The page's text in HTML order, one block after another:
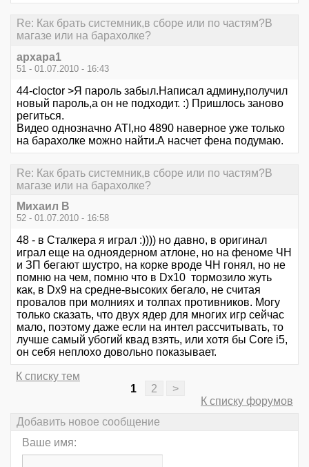
Re: Как брать системник,в сборе или по частям?В
магазе или на барахолке?
архара1
51 - 01.07.2010 - 16:43
44-cloctor >Я пароль забыл.Написал админу,получил
новый пароль,а он не подходит. :) Пришлось заново
региться.
Видео однозначно ATI,но 4890 наверное уже только
на барахолке можно найти.А насчет фена подумаю.
Re: Как брать системник,в сборе или по частям?В
магазе или на барахолке?
Михаил В
52 - 01.07.2010 - 16:58
48 - в Сталкера я играл :)))) но давно, в оригинал
играл еще на одноядерном атлоне, но на феноме ЧН
и ЗП бегают шустро, на корке вроде ЧН гонял, но не
помню на чем, помню что в Dx10 тормозило жуть
как, в Dx9 на средне-высоких бегало, не считая
провалов при молниях и толпах противников. Могу
только сказать, что двух ядер для многих игр сейчас
мало, поэтому даже если на интел рассчитывать, то
лучше самый убогий квад взять, или хотя бы Core i5,
он себя неплохо довольно показывает.
К списку тем
1
2
>
К списку форумов
Добавить новое сообщение
Ваше имя: